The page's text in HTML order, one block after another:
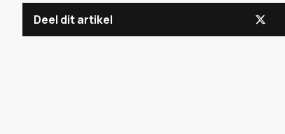
Deel dit artikel